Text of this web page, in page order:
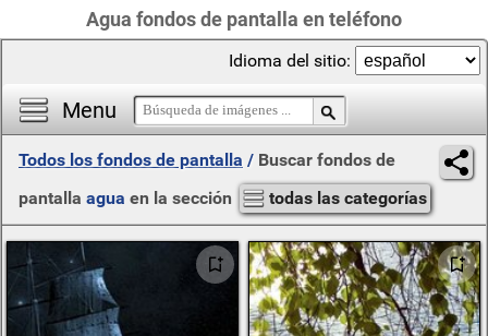
Agua fondos de pantalla en teléfono
Menu
Idioma del sitio:
Todos los fondos de pantalla / Buscar fondos de
pantalla agua en la sección todas las categorías